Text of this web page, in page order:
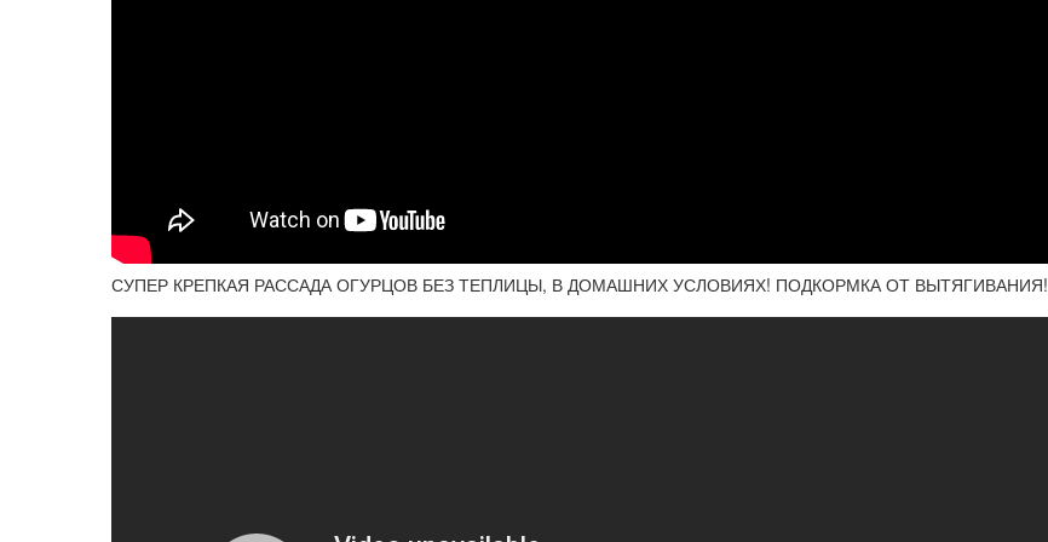
СУПЕР КРЕПКАЯ РАССАДА ОГУРЦОВ БЕЗ ТЕПЛИЦЫ, В ДОМАШНИХ УСЛОВИЯХ! ПОДКОРМКА ОТ ВЫТЯГИВАНИЯ!